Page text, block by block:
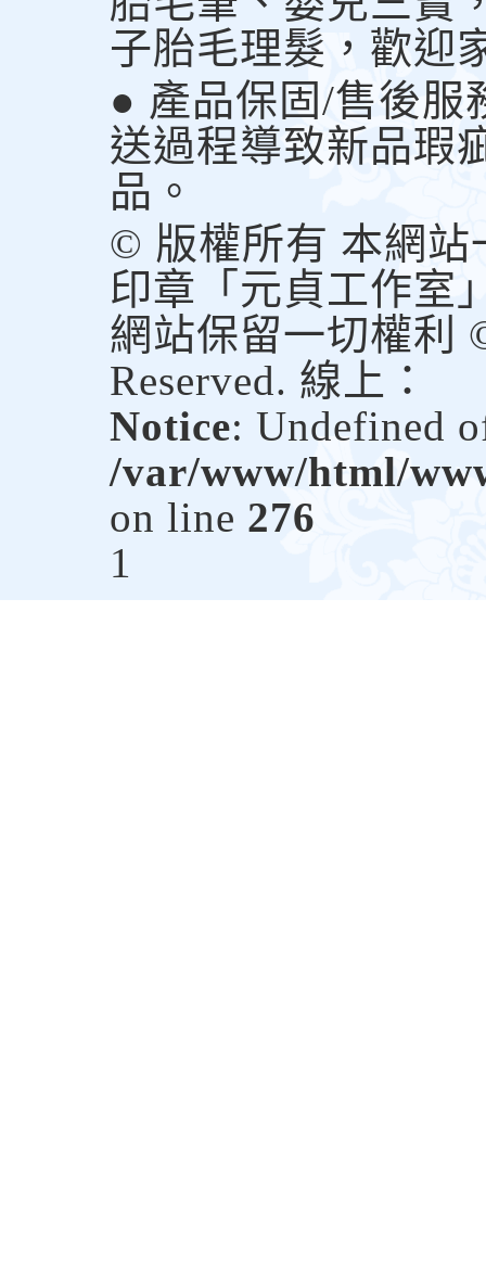
子胎毛理髮，歡迎
● 產品保固/售後服
送過程導致新品瑕
品。
© 版權所有 本網站
印章「元貞工作室
網站保留一切權利
Reserved. 線上：
Notice: Undefined
/var/www/html/
on line 276
1